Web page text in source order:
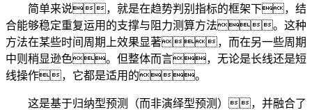
简单来说，就是在趋势判别指标的框架下，结
合能够稳定重复运用的支撑与阻力测算方法。这种
方法在某些时间周期上效果显著，而在另一些周期
中则稍显逊色。但整体而言，无论是长线还是短
线操作，它都是适用的。
这是基于归纳型预测（而非演绎型预测），并融合了